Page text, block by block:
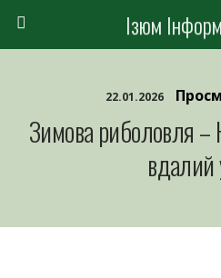
Ізюм
22.01.2026
Зимова риболовля –
вдалий